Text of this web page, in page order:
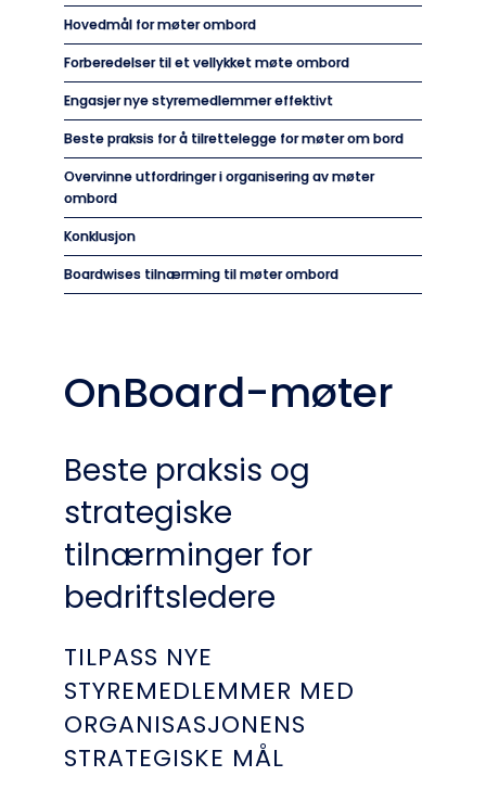
Hovedmål for møter ombord
Forberedelser til et vellykket møte ombord
Engasjer nye styremedlemmer effektivt
Beste praksis for å tilrettelegge for møter om bord
Overvinne utfordringer i organisering av møter
ombord
Konklusjon
Boardwises tilnærming til møter ombord
OnBoard-møter
Beste praksis og
strategiske
tilnærminger for
bedriftsledere
TILPASS NYE
STYREMEDLEMMER MED
ORGANISASJONENS
STRATEGISKE MÅL